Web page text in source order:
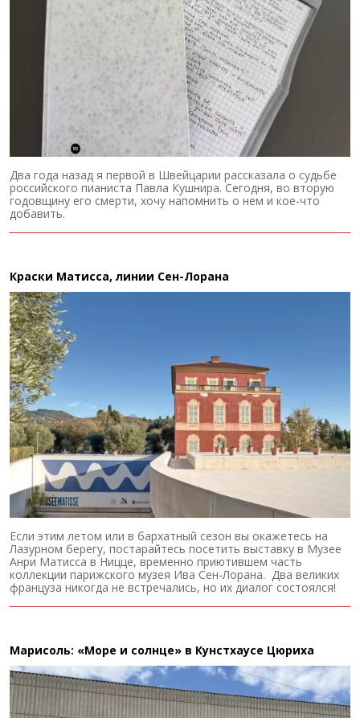
Два года назад я первой в Швейцарии рассказала о судьбе
российского пианиста Павла Кушнира. Сегодня, во вторую
годовщину его смерти, хочу напомнить о нем и кое-что
добавить.
Краски Матисса, линии Сен-Лорана
Если этим летом или в бархатный сезон вы окажетесь на
Лазурном берегу, постарайтесь посетить выставку в Музее
Анри Матисса в Ницце, временно приютившем часть
коллекции парижского музея Ива Сен-Лорана. Два великих
француза никогда не встречались, но их диалог состоялся!
Марисоль: «Море и солнце» в Кунстхаусе Цюриха